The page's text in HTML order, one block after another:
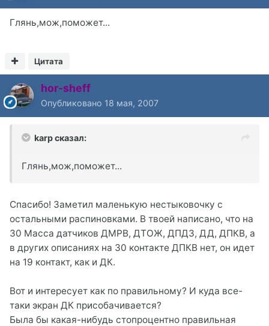
Глянь,мож,поможет...
Цитата
hor-sheff
Опубликовано 18 мая, 2007
karp сказал:
Глянь,мож,поможет...
Спасибо! Заметил маленькую нестыковочку с
остальными распиновками. В твоей написано, что на
30 Масса датчиков ДМРВ, ДТОЖ, ДПДЗ, ДД, ДПКВ, а
в других описаниях на 30 контакте ДПКВ нет, он идет
на 19 контакт, как и ДК.
Вот и интересует как по правильному? И куда все-
таки экран ДК присобачивается?
Была бы какая-нибудь стопроцентно правильная